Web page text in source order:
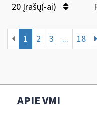
20 Įrašų(-ai)
1 2 3 ... 18
APIE VMI